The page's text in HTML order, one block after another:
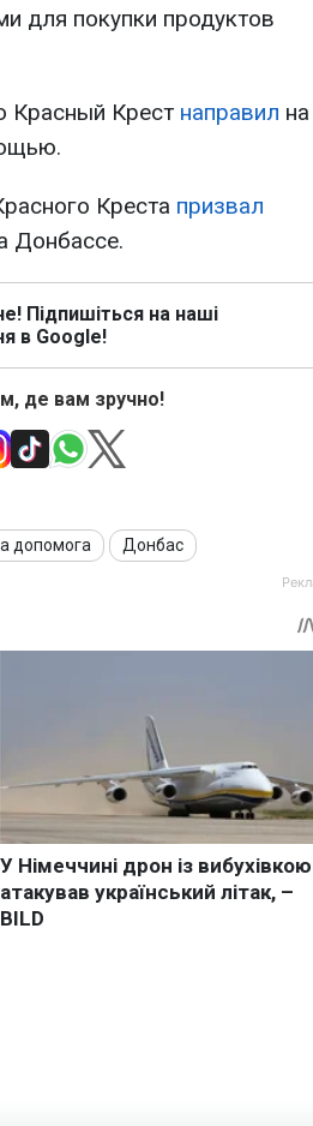
для покупки продуктов
Красный Крест направил на
Креста призвал
Донбассе.
Підпишіться на наші
в Google!
де вам зручно!
допомога Донбас